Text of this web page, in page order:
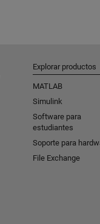
Explorar productos
MATLAB
Simulink
Software para
estudiantes
Soporte para
File Exchange